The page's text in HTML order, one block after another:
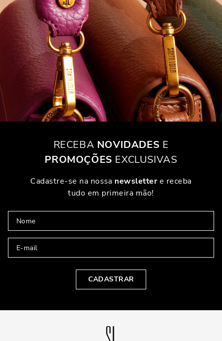
RECEBA NOVIDADES E
PROMOÇÕES EXCLUSIVAS
Cadastre-se na nossa newslettere receba
tudo em primeira mão!
CADASTRAR